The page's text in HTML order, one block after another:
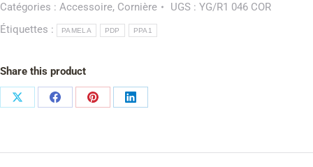
Catégories : Accessoire, Cornière UGS : YG/R1 046 COR
Étiquettes :
PAMELA PDP PPA1
Share this product